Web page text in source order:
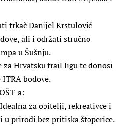
trkač Danijel Krstulović
ali i održati stručno
u Šušnju.
za Hrvatsku trail ligu te donosi
bodove.
a:
za obitelji, rekreativce i
u prirodi bez pritiska štoperice.